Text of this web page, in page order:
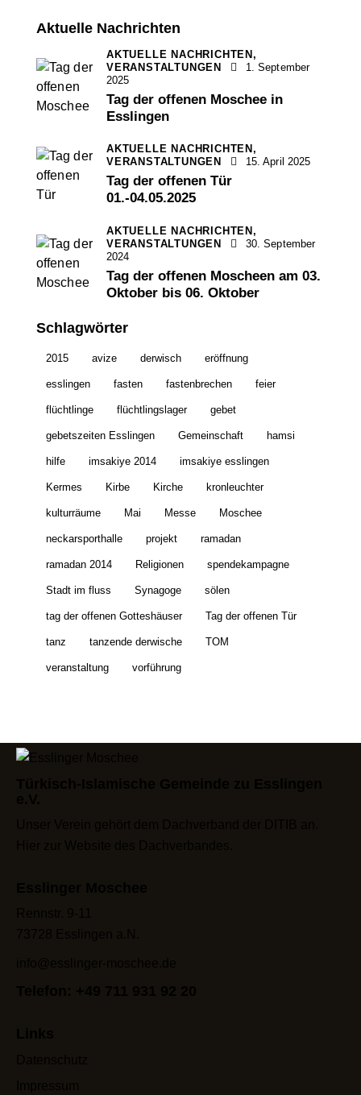
Aktuelle Nachrichten
AKTUELLE NACHRICHTEN,
VERANSTALTUNGEN
1. September
2025
Tag der offenen Moschee in
Esslingen
AKTUELLE NACHRICHTEN,
VERANSTALTUNGEN
15. April 2025
Tag der offenen Tür
01.-04.05.2025
AKTUELLE NACHRICHTEN,
VERANSTALTUNGEN
30. September
2024
Tag der offenen Moscheen am 03.
Oktober bis 06. Oktober
Schlagwörter
2015 avize derwisch eröffnung
esslingen fasten fastenbrechen feier
flüchtlinge flüchtlingslager gebet
gebetszeiten Esslingen Gemeinschaft hamsi
hilfe imsakiye 2014 imsakiye esslingen
Kermes Kirbe Kirche kronleuchter
kulturräume Mai Messe Moschee
neckarsporthalle projekt ramadan
ramadan 2014 Religionen spendekampagne
Stadt im fluss Synagoge sölen
tag der offenen Gotteshäuser Tag der offenen Tür
tanz tanzende derwische TOM
veranstaltung vorführung